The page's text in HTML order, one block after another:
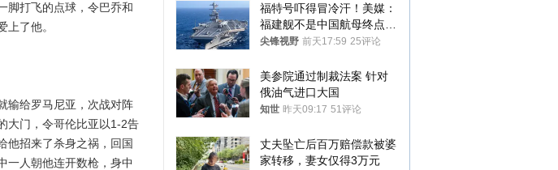
脚打飞的点球，令巴乔和
了他。
给罗马尼亚，次战对阵
大门，令哥伦比亚以1-2告
他招来了杀身之祸，回国
一人朝他连开数枪，身中
福特号吓得冒冷汗！美媒：
福建舰不是中国航母终点，
而是新起点！
尖锋视野 前天17:59 25评论
美参院通过制裁法案 针对
俄油气进口大国
知世 昨天09:17 51评论
丈夫坠亡后百万赔偿款被婆
家转移，妻女仅得3万元